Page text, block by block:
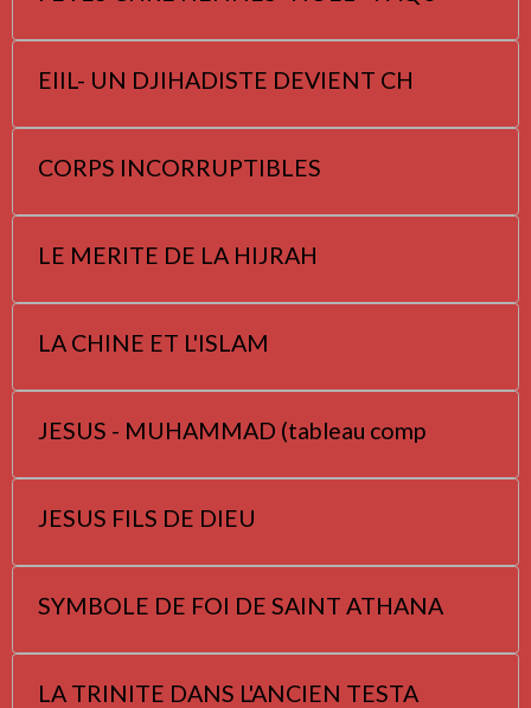
EIIL- UN DJIHADISTE DEVIENT CH
CORPS INCORRUPTIBLES
LE MERITE DE LA HIJRAH
LA CHINE ET L'ISLAM
JESUS - MUHAMMAD (tableau comp
JESUS FILS DE DIEU
SYMBOLE DE FOI DE SAINT ATHANA
LA TRINITE DANS L'ANCIEN TESTA